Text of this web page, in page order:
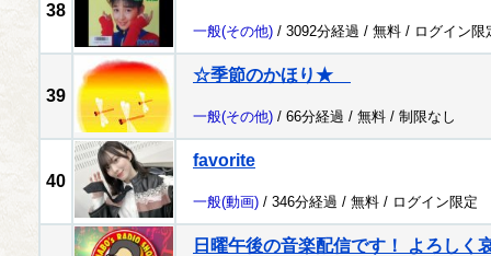
38
一般(その他) / 3092分経過 / 無料 / ログイン限
39
☆季節のかほり★
一般(その他) / 66分経過 / 無料 / 制限なし
40
favorite
一般(動画) / 346分経過 / 無料 / ログイン限定
日曜午後の音楽配信です！ よろし